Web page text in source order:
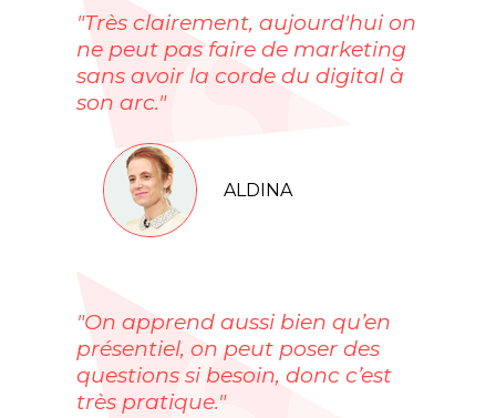
"Très clairement, aujourd'hui on
ne peut pas faire de marketing
sans avoir la corde du digital à
son arc."
ALDINA
"On apprend aussi bien qu’en
présentiel, on peut poser des
questions si besoin, donc c’est
très pratique."